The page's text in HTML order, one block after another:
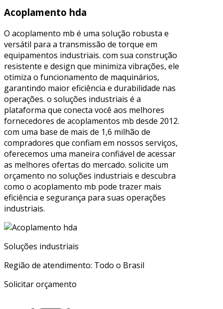
Acoplamento hda
O acoplamento mb é uma solução robusta e
versátil para a transmissão de torque em
equipamentos industriais. com sua construção
resistente e design que minimiza vibrações, ele
otimiza o funcionamento de maquinários,
garantindo maior eficiência e durabilidade nas
operações. o soluções industriais é a
plataforma que conecta você aos melhores
fornecedores de acoplamentos mb desde 2012.
com uma base de mais de 1,6 milhão de
compradores que confiam em nossos serviços,
oferecemos uma maneira confiável de acessar
as melhores ofertas do mercado. solicite um
orçamento no soluções industriais e descubra
como o acoplamento mb pode trazer mais
eficiência e segurança para suas operações
industriais.
Soluções industriais
Região de atendimento: Todo o Brasil
Solicitar orçamento